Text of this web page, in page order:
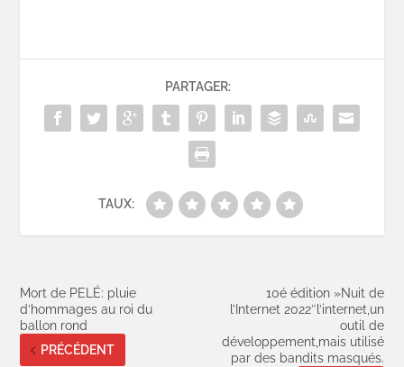
PARTAGER:
TAUX:
Mort de PELÉ: pluie
d’hommages au roi du
ballon rond
PRÉCÉDENT
10é édition »Nuit de
l’Internet 2022″l’internet,un
outil de
développement,mais utilisé
par des bandits masqués.